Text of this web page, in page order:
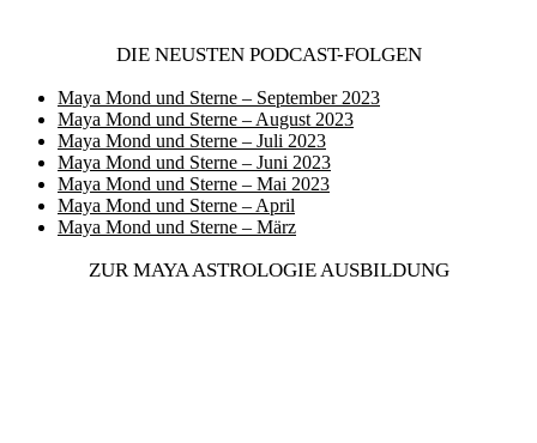
DIE NEUSTEN PODCAST-FOLGEN
Maya Mond und Sterne – September 2023
Maya Mond und Sterne – August 2023
Maya Mond und Sterne – Juli 2023
Maya Mond und Sterne – Juni 2023
Maya Mond und Sterne – Mai 2023
Maya Mond und Sterne – April
Maya Mond und Sterne – März
ZUR MAYA ASTROLOGIE AUSBILDUNG